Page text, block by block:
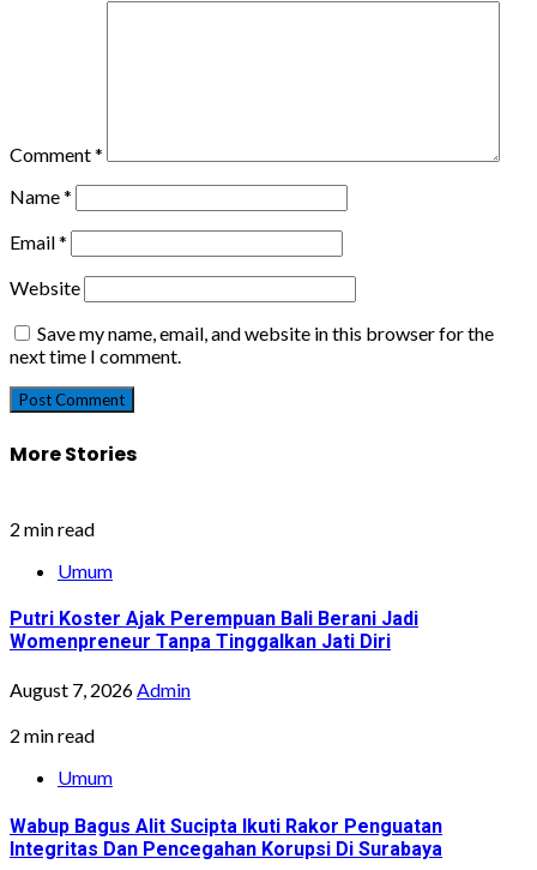
Comment*
Name*
Email*
Website
Save my name, email, and website in this browser for the
next time I comment.
More Stories
2 min read
Umum
Putri Koster Ajak Perempuan Bali Berani Jadi
Womenpreneur Tanpa Tinggalkan Jati Diri
August 7, 2026Admin
2 min read
Umum
Wabup Bagus Alit Sucipta Ikuti Rakor Penguatan
Integritas Dan Pencegahan Korupsi Di Surabaya